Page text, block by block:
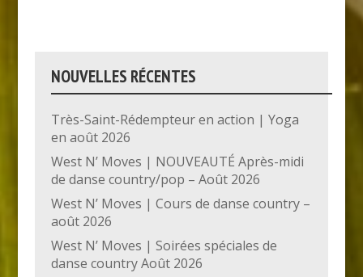
NOUVELLES RÉCENTES
Très-Saint-Rédempteur en action | Yoga
en août 2026
West N’ Moves | NOUVEAUTÉ Après-midi
de danse country/pop – Août 2026
West N’ Moves | Cours de danse country –
août 2026
West N’ Moves | Soirées spéciales de
danse country Août 2026